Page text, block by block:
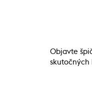
Objavte
skutočných